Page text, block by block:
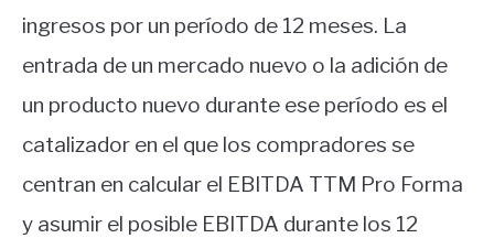
ingresos por un período de 12 meses. La
entrada de un mercado nuevo o la adición de
un producto nuevo durante ese período es el
catalizador en el que los compradores se
centran en calcular el EBITDA TTM Pro Forma
y asumir el posible EBITDA durante los 12